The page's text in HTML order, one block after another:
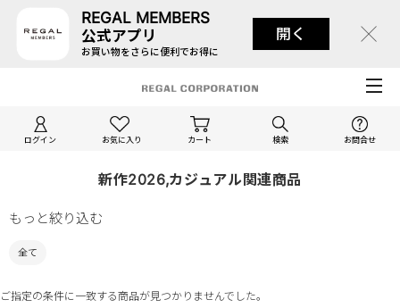
REGAL MEMBERS
公式アプリ
お買い物をさらに便利でお得に
開く
ログイン お気に入り カート 検索 お問合せ
新作2026,カジュアル関連商品
もっと絞り込む
全て
ご指定の条件に一致する商品が見つかりませんでした。